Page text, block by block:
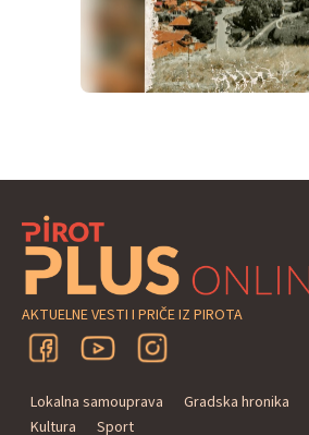
AKTUELNE VESTI I PRIČE IZ PIROTA
Lokalna samouprava Gradska hronika
Kultura
Sport